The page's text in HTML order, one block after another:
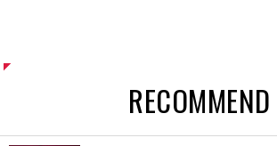
RECOMMEND